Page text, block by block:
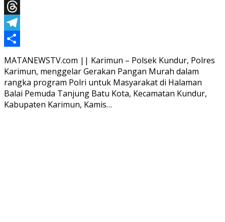
X
Threads
Telegram
Share
MATANEWSTV.com || Karimun – Polsek Kundur, Polres
Karimun, menggelar Gerakan Pangan Murah dalam
rangka program Polri untuk Masyarakat di Halaman
Balai Pemuda Tanjung Batu Kota, Kecamatan Kundur,
Kabupaten Karimun, Kamis…